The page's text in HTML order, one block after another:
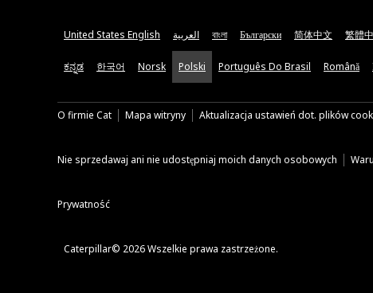
United States English العربية বাংলা Български 简体中文 繁體
ಕನ್ನಡ 한국어 Norsk Polski Português Do Brasil Română
O firmie Cat Mapa witryny Aktualizacja ustawień dot. plików
Nie sprzedawaj ani nie udostępniaj moich danych osobowych
Prywatność
Caterpillar© 2026 Wszelkie prawa zastrzeżone.